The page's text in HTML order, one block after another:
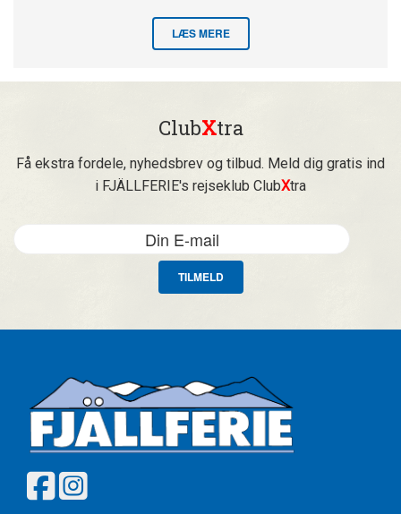
LÆS MERE
ClubXtra
Få ekstra fordele, nyhedsbrev og tilbud. Meld dig gratis ind
i FJÄLLFERIE's rejseklub ClubXtra
TILMELD